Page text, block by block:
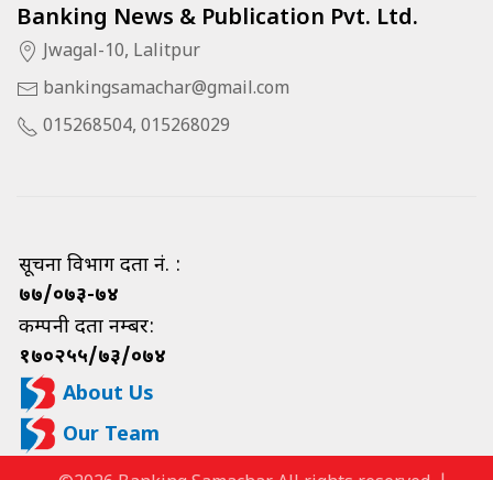
Banking News & Publication Pvt. Ltd.
Jwagal-10, Lalitpur
bankingsamachar@gmail.com
015268504, 015268029
सूचना विभाग दर्ता नं. :
७७/०७३-७४
कम्पनी दर्ता नम्बर:
१७०२५५/७३/०७४
About Us
Our Team